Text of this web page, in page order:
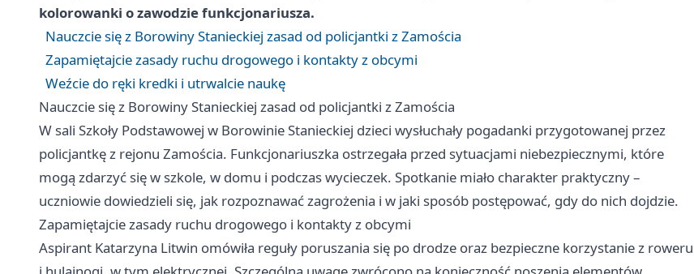
kolorowanki o zawodzie funkcjonariusza.
Nauczcie się z Borowiny Stanieckiej zasad od policjantki z Zamościa
Zapamiętajcie zasady ruchu drogowego i kontakty z obcymi
Weźcie do ręki kredki i utrwalcie naukę
Nauczcie się z Borowiny Stanieckiej zasad od policjantki z Zamościa
W sali Szkoły Podstawowej w Borowinie Stanieckiej dzieci wysłuchały pogadanki przygotowanej przez
policjantkę z rejonu Zamościa. Funkcjonariuszka ostrzegała przed sytuacjami niebezpiecznymi, które
mogą zdarzyć się w szkole, w domu i podczas wycieczek. Spotkanie miało charakter praktyczny –
uczniowie dowiedzieli się, jak rozpoznawać zagrożenia i w jaki sposób postępować, gdy do nich dojdzie.
Zapamiętajcie zasady ruchu drogowego i kontakty z obcymi
Aspirant Katarzyna Litwin omówiła reguły poruszania się po drodze oraz bezpieczne korzystanie z roweru